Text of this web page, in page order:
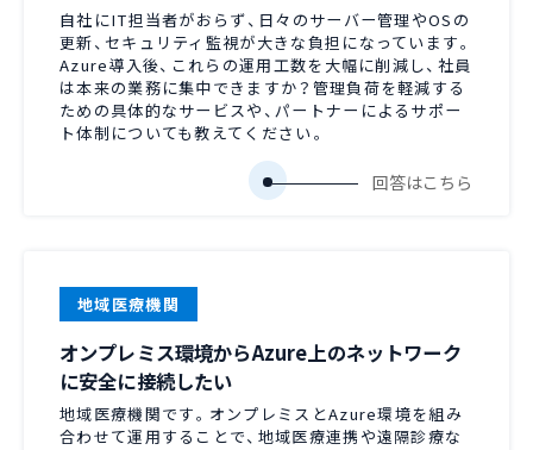
自社にIT担当者がおらず、日々のサーバー管理やOSの
更新、セキュリティ監視が大きな負担になっています。
Azure導入後、これらの運用工数を大幅に削減し、社員
は本来の業務に集中できますか？管理負荷を軽減する
ための具体的なサービスや、パートナーによるサポー
ト体制についても教えてください。
地域医療機関
オンプレミス環境からAzure上のネットワーク
に安全に接続したい
地域医療機関です。オンプレミスとAzure環境を組み
合わせて運用することで、地域医療連携や遠隔診療な